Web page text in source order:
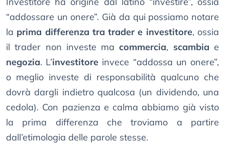
“addossare un onere”. Già da qui possiamo notare
la prima differenza tra trader e investitore, ossia
il trader non investe macommercia, scambia e
negozia. L’investitore invece “addossa un onere”,
o meglio investe di responsabilità qualcuno che
dovrà dargli indietro qualcosa (un dividendo, una
cedola). Con pazienza e calma abbiamo già visto
la prima differenza che troviamo a partire
dall’etimologia delle parole stesse.